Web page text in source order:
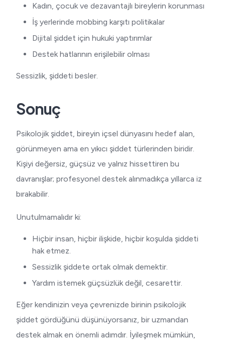
Kadın, çocuk ve dezavantajlı bireylerin korunması
İş yerlerinde mobbing karşıtı politikalar
Dijital şiddet için hukuki yaptırımlar
Destek hatlarının erişilebilir olması
Sessizlik, şiddeti besler.
Sonuç
Psikolojik şiddet, bireyin içsel dünyasını hedef alan,
görünmeyen ama en yıkıcı şiddet türlerinden biridir.
Kişiyi değersiz, güçsüz ve yalnız hissettiren bu
davranışlar; profesyonel destek alınmadıkça yıllarca iz
bırakabilir.
Unutulmamalıdır ki:
Hiçbir insan, hiçbir ilişkide, hiçbir koşulda şiddeti
hak etmez.
Sessizlik şiddete ortak olmak demektir.
Yardım istemek güçsüzlük değil, cesarettir.
Eğer kendinizin veya çevrenizde birinin psikolojik
şiddet gördüğünü düşünüyorsanız, bir uzmandan
destek almak en önemli adımdır. İyileşmek mümkün,